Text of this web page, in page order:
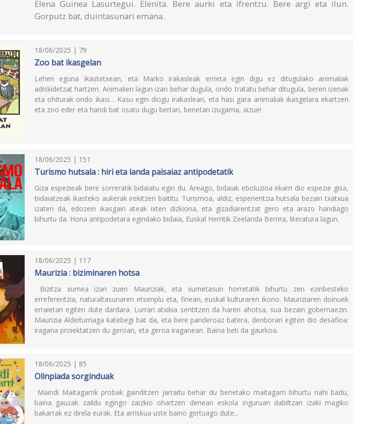
Elena Guinea Lasurtegui. Elenita. Bere aurki eta ifrentzu. Bere argi eta ilun.
Gorputz bat, duintasunari emana.
18/06/2025 | 79
Zoo bat ikasgelan
Lehen eguna ikastetxean, eta Marko irakasleak errieta egin digu ez ditugulako animaliak
adiskidetzat hartzen. Animalien lagun izan behar dugula, ondo tratatu behar ditugula, beren izenak
eta ohiturak ondo ikasi… Kasu egin diogu irakasleari, eta hasi gara animaliak ikasgelara ekartzen
eta zoo eder eta handi bat osatu dugu bertan, benetan izugarria, aizue!
18/06/2025 | 151
Turismo hutsala : hiri eta landa paisaiaz antipodetatik
Giza espezieak bere sorreratik bidaiatu egin du. Areago, bidaiak eboluzioa ekarri dio espezie gisa,
bidaiatzeak ikasteko aukerak irekitzen baititu. Turismoa, aldiz, esperientzia hutsala bezain txatxua
izaten da, edozein ikasgairi ateak ixten dizkiona, eta gizadiarentzat gero eta arazo handiago
bihurtu da. Hona antipodetara egindako bidaia, Euskal Herritik Zeelanda Berrira, literatura lagun.
18/06/2025 | 117
Maurizia : biziminaren hotsa
Bizitza xumea izan zuen Mauriziak, eta xumetasun horretatik bihurtu zen ezinbesteko
erreferentzia, naturaltasunaren etsenplu eta, finean, euskal kulturaren ikono. Mauriziaren doinuek
erraietan egiten dute dardara. Lurrari atxikia sentitzen da haren ahotsa, sua bezain gobernaezin.
Maurizia Aldeiturriaga katebegi bat da, eta bere panderoaz batera, denborari egiten dio desafioa:
iragana proiektatzen du geroan, eta geroa iraganean. Baina beti da gaurkoa.
18/06/2025 | 85
Olinpiada sorginduak
Maindi Maitagarrik probak gainditzen jarraitu behar du benetako maitagarri bihurtu nahi badu,
baina gauzak zaildu egingo zaizkio ohartzen denean eskola inguruan dabiltzan izaki magiko
bakarrak ez direla eurak. Eta arriskua uste baino gertuago dute...